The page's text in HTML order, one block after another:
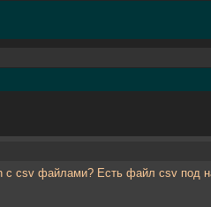
с csv файлами? Есть файл csv под